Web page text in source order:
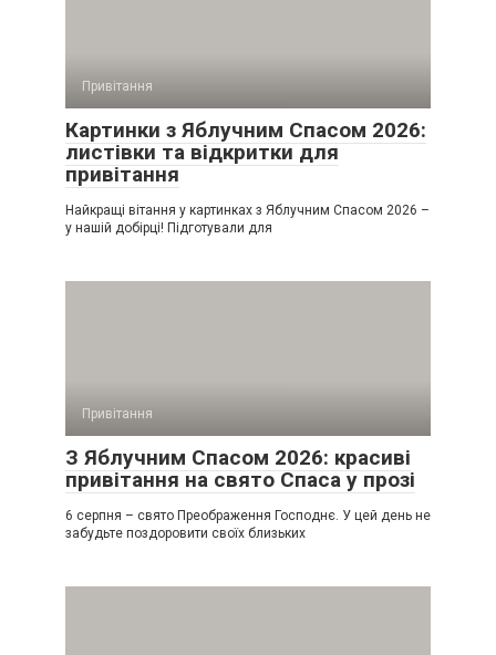
Привітання
Картинки з Яблучним Спасом 2026:
листівки та відкритки для
привітання
Найкращі вітання у картинках з Яблучним Спасом 2026 –
у нашій добірці! Підготували для
Привітання
З Яблучним Спасом 2026: красиві
привітання на свято Спаса у прозі
6 серпня – свято Преображення Господнє. У цей день не
забудьте поздоровити своїх близьких